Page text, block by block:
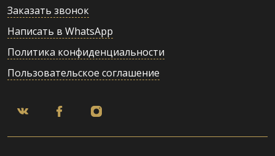
Заказать звонок
Написать в WhatsApp
Политика конфиденциальности
Пользовательское соглашение